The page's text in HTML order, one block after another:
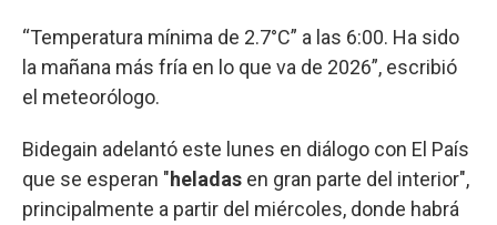
“Temperatura mínima de 2.7°C” a las 6:00. Ha sido
la mañana más fría en lo que va de 2026”, escribió
el meteorólogo.
Bidegain adelantó este lunes en diálogo con El País
que se esperan "heladas en gran parte del interior",
principalmente a partir del miércoles, donde habrá